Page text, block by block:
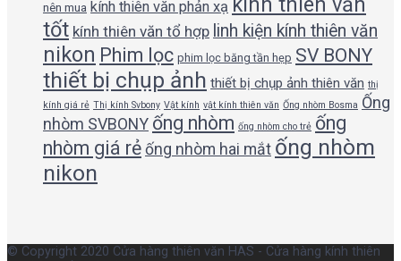
nên mua kính thiên văn phản xạ
tốt kính thiên văn tổ hợp linh kiện kính thiên văn
nikon Phim lọc phim lọc băng tần hẹp SV BONY
thiết bị chụp ảnh thiết bị chụp ảnh thiên văn thị
kính giá rẻ Thị kính Svbony Vật kính vật kính thiên văn Ống nhòm Bosma Ống
nhòm SVBONY ống nhòm ống nhòm cho trẻ ống
nhòm giá rẻ ống nhòm hai mắt ống nhòm
nikon
© Copyright 2020 Cửa hàng thiên văn HAS - Cửa hàng kính thiên